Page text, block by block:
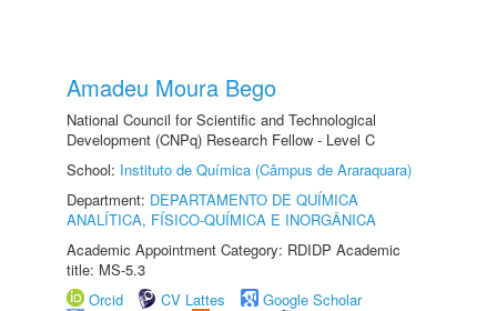
Amadeu Moura Bego
National Council for Scientific and Technological
Development (CNPq) Research Fellow - Level C
School: Instituto de Química (Câmpus de Araraquara)
Department: DEPARTAMENTO DE QUÍMICA
ANALÍTICA, FÍSICO-QUÍMICA E INORGÂNICA
Academic Appointment Category: RDIDP Academic
title: MS-5.3
Orcid
CV Lattes
Google Scholar